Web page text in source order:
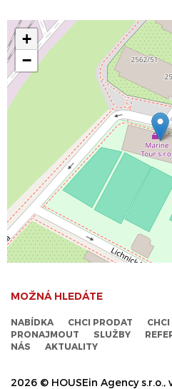
+
−
MOŽNÁ HLEDÁTE
NABÍDKA CHCI PRODAT
CHCI
PRONAJMOUT
SLUŽBY
NÁS
AKTUALITY
2026 © HOUSEin Agency s.r.o.,